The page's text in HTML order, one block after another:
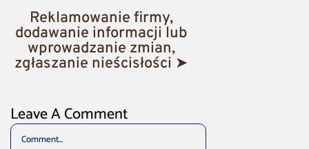
Reklamowanie firmy,
dodawanie informacji lub
wprowadzanie zmian,
zgłaszanie nieścisłości ➤
Leave A Comment
Comment